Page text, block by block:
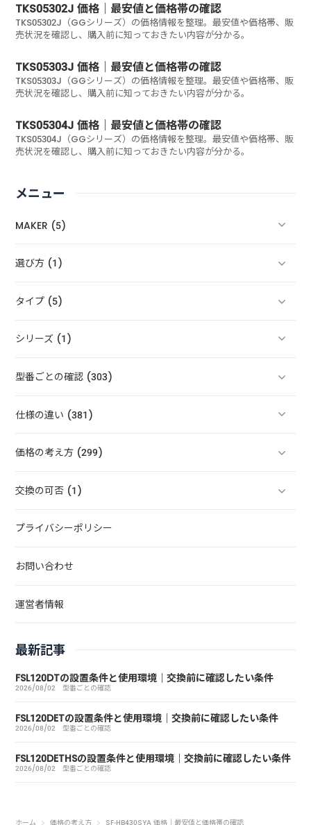
TKS05302J 価格｜最安値と価格帯の確認
TKS05302J（GGシリーズ）の価格情報を整理。最安値や価格帯、販
売状況を確認し、購入前に知っておきたい内容が分かる。
TKS05303J 価格｜最安値と価格帯の確認
TKS05303J（GGシリーズ）の価格情報を整理。最安値や価格帯、販
売状況を確認し、購入前に知っておきたい内容が分かる。
TKS05304J 価格｜最安値と価格帯の確認
TKS05304J（GGシリーズ）の価格情報を整理。最安値や価格帯、販
売状況を確認し、購入前に知っておきたい内容が分かる。
メニュー
MAKER (5)
選び方 (1)
タイプ (5)
シリーズ (1)
型番ごとの確認 (303)
仕様の違い (381)
価格の考え方 (299)
交換の可否 (1)
プライバシーポリシー
お問い合わせ
運営者情報
最新記事
FSL120DTの設置条件と使用環境｜交換前に確認したい条件
2026/08/02 型番ごとの確認
FSL120DETの設置条件と使用環境｜交換前に確認したい条件
2026/08/02 型番ごとの確認
FSL120DETHSの設置条件と使用環境｜交換前に確認したい条件
2026/08/02 型番ごとの確認
ホーム 価格の考え方 SF-HB430SYA 価格｜最安値と価格帯の確認